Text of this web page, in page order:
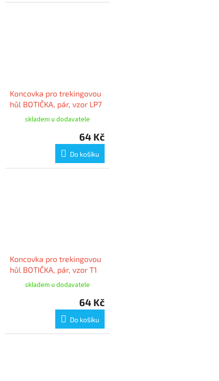
Koncovka pro trekingovou
hůl BOTIČKA, pár, vzor LP7
skladem u dodavatele
64 Kč
Do košíku
Koncovka pro trekingovou
hůl BOTIČKA, pár, vzor T1
skladem u dodavatele
64 Kč
Do košíku